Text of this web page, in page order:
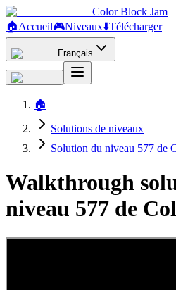
Color Block Jam
🏠Accueil🎮Niveaux⬇️Télécharger
Français
🏠
Solutions de niveaux
Solution du niveau 577 de
Walkthrough
niveau 577 de